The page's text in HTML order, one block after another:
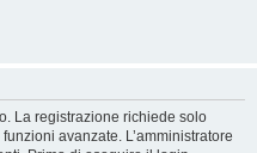
La registrazione richiede solo
avanzate. L’amministratore